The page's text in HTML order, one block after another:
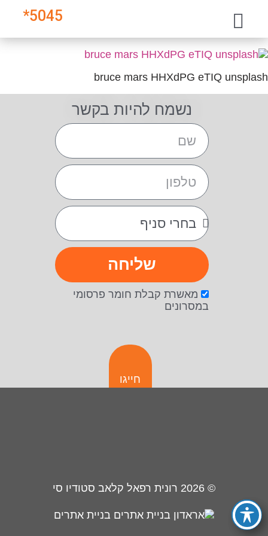
5045
*
bruce mars HHXdPG eTIQ unsplash
נשמח להיות בקשר
מאשרת קבלת חומר פרסומי
במסרונים
שליחה
חייגו
© 2026 רונית רפאל קלאב סטודיו סי
בניית אתרים